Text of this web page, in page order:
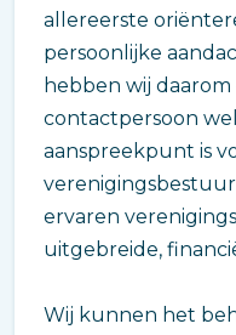
allereerste
persoonlijke
hebben wij daarom
contactpersoon
aanspreekpunt is
ervaren
uitgebreide,
Wij kunnen het